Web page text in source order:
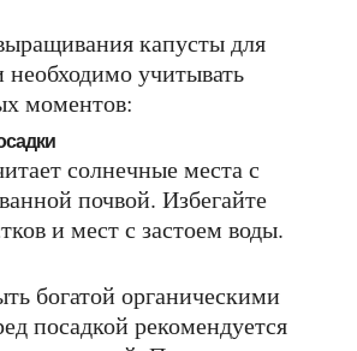
необходимо учитывать
моментов:
почвой. Избегайте
и мест с застоем воды.
посадкой рекомендуется